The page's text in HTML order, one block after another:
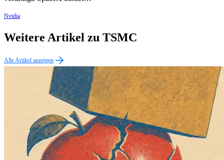
Nvidia
Weitere Artikel zu TSMC
Alle Artikel anzeigen